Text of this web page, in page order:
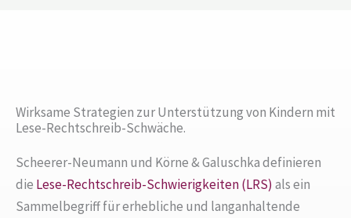
Wirksame Strategien zur Unterstützung von Kindern mit
Lese-Rechtschreib-Schwäche.
Scheerer-Neumann und Körne & Galuschka definieren
die Lese-Rechtschreib-Schwierigkeiten (LRS) als ein
Sammelbegriff für erhebliche und langanhaltende